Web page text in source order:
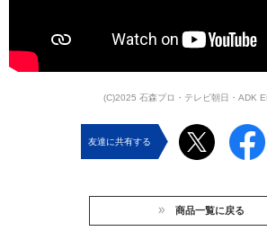
(C)2025 石森プロ・テレビ朝日・ADK
友達に共有する
商品一覧に戻る